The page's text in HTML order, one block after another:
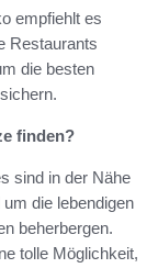
empfiehlt es
Restaurants
die besten
finden?
sind in der Nähe
die lebendigen
beherbergen.
tolle Möglichkeit,